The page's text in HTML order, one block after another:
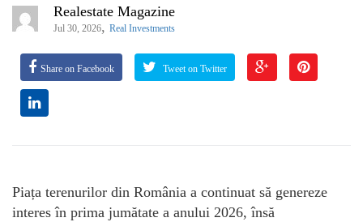
Realestate Magazine
Jul 30, 2026, Real Investments
Share on Facebook Tweet on Twitter
Piața terenurilor din România a continuat să genereze
interes în prima jumătate a anului 2026, însă